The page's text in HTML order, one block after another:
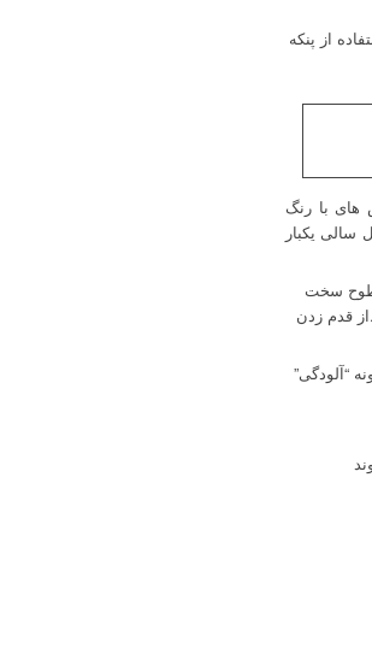
از پنکه
با رنگ
سالی یکبار
سخت
قدم زدن
“آلودگی”